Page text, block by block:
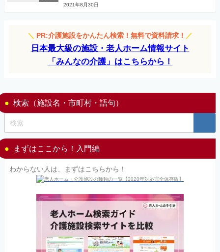
2021年8月30日
＼ PR:介護施設をかんたん検索！無料で資料請求！ ／
日本最大級の施設・老人ホーム情報サイト
「みんなの介護」はこちらから！
検索（施設名・市町村・語句）
まずはここから！入門編
わからない人は、まずはこちらから！